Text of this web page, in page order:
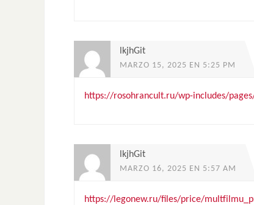
lkjhGit
MARZO 15, 2025 EN 5:25 PM
https://rosohrancult.ru/wp-includes/
lkjhGit
MARZO 16, 2025 EN 5:57 AM
https://legonew.ru/files/price/